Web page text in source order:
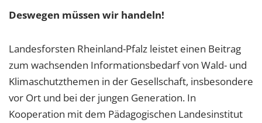
Deswegen müssen wir handeln!
Landesforsten Rheinland-Pfalz leistet einen Beitrag
zum wachsenden Informationsbedarf von Wald- und
Klimaschutzthemen in der Gesellschaft, insbesondere
vor Ort und bei der jungen Generation. In
Kooperation mit dem Pädagogischen Landesinstitut